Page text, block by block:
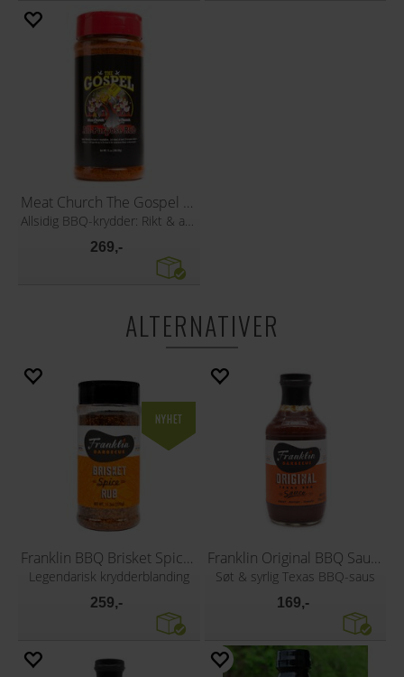
Meat Church The Gospel 397g
269,-
ALTERNATIVER
Franklin BBQ Brisket Spice Rub 326g
Legendarisk krydderblanding
259,-
Franklin Original BBQ Sauce 510g
Søt & syrlig Texas BBQ-saus
169,-